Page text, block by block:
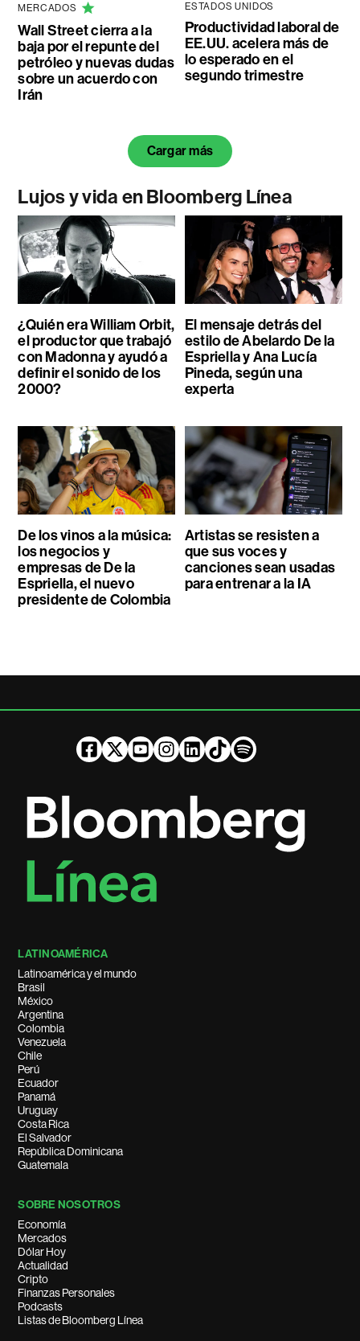
MERCADOS
Wall Street cierra a la
baja por el repunte del
petróleo y nuevas dudas
sobre un acuerdo con
Irán
ESTADOS UNIDOS
Productividad laboral de
EE.UU. acelera más de
lo esperado en el
segundo trimestre
Cargar más
Lujos y vida en Bloomberg Línea
¿Quién era William Orbit,
el productor que trabajó
con Madonna y ayudó a
definir el sonido de los
2000?
El mensaje detrás del
estilo de Abelardo De la
Espriella y Ana Lucía
Pineda, según una
experta
De los vinos a la música:
los negocios y
empresas de De la
Espriella, el nuevo
presidente de Colombia
Artistas se resisten a
que sus voces y
canciones sean usadas
para entrenar a la IA
LATINOAMÉRICA
Latinoamérica y el mundo
Brasil
México
Argentina
Colombia
Venezuela
Chile
Perú
Ecuador
Panamá
Uruguay
Costa Rica
El Salvador
República Dominicana
Guatemala
SOBRE NOSOTROS
Economía
Mercados
Dólar Hoy
Actualidad
Cripto
Finanzas Personales
Podcasts
Listas de Bloomberg Línea